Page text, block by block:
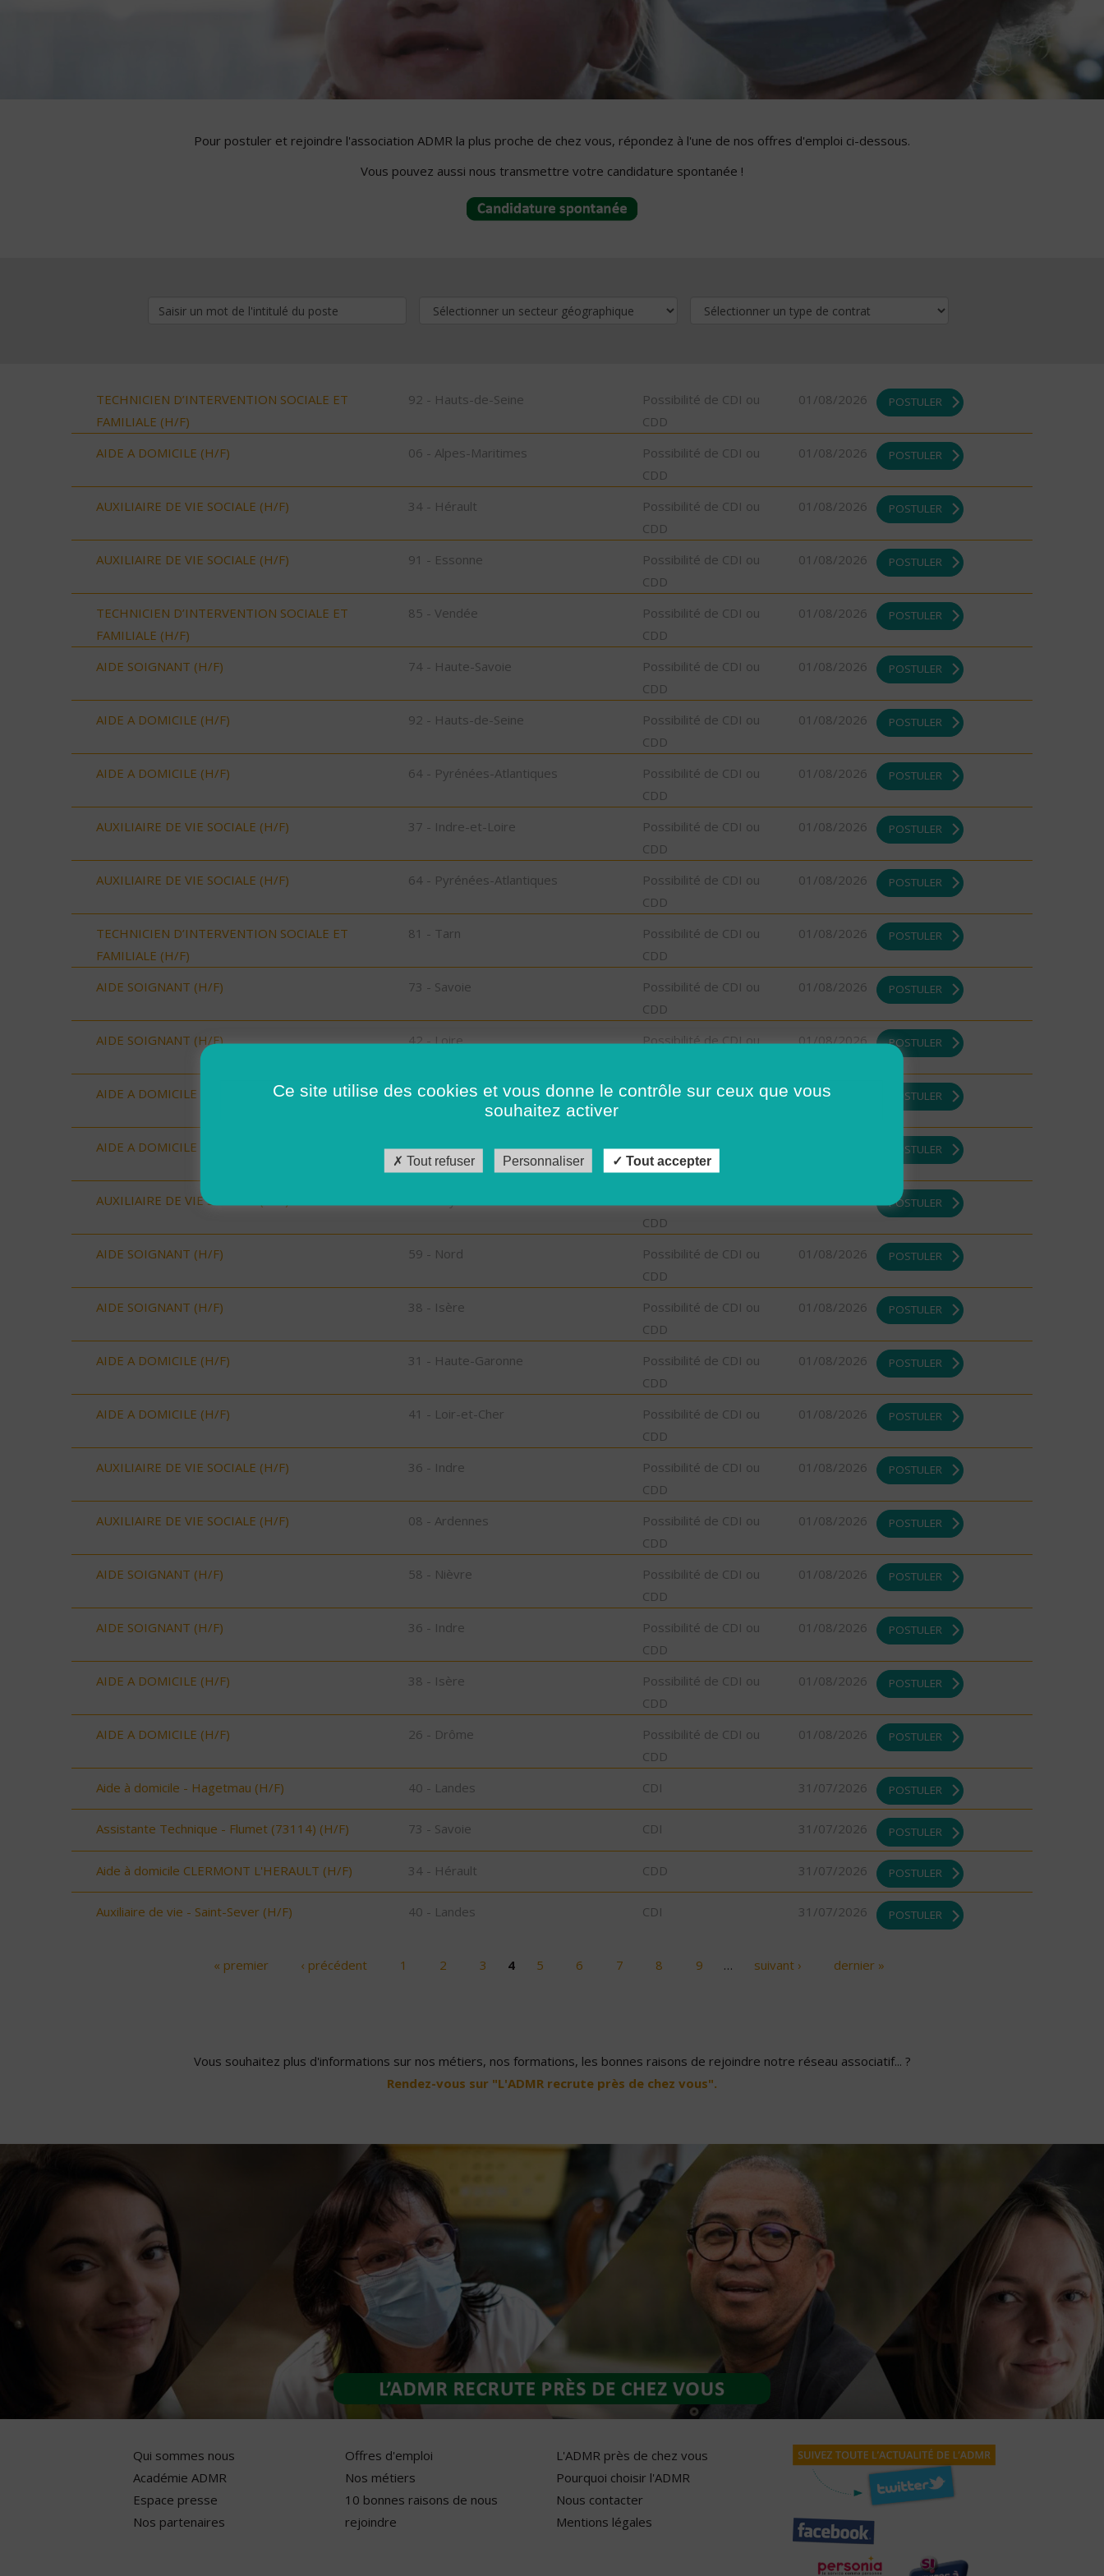
Pour postuler et rejoindre l'association ADMR la plus proche de chez vous, répondez à l'une de nos offres d'emploi ci-dessous.
Vous pouvez aussi nous transmettre votre candidature spontanée !
TECHNICIEN D’INTERVENTION SOCIALE ET
FAMILIALE (H/F)
92 - Hauts-de-Seine
Possibilité de CDI ou
CDD
01/08/2026 POSTULER
AIDE A DOMICILE (H/F) 06 - Alpes-Maritimes
Possibilité de CDI ou
CDD
01/08/2026 POSTULER
AUXILIAIRE DE VIE SOCIALE (H/F) 34 - Hérault
Possibilité de CDI ou
CDD
01/08/2026 POSTULER
AUXILIAIRE DE VIE SOCIALE (H/F) 91 - Essonne
Possibilité de CDI ou
CDD
01/08/2026 POSTULER
TECHNICIEN D’INTERVENTION SOCIALE ET
FAMILIALE (H/F)
85 - Vendée
Possibilité de CDI ou
CDD
01/08/2026 POSTULER
AIDE SOIGNANT (H/F) 74 - Haute-Savoie
Possibilité de CDI ou
CDD
01/08/2026 POSTULER
AIDE A DOMICILE (H/F) 92 - Hauts-de-Seine
Possibilité de CDI ou
CDD
01/08/2026 POSTULER
AIDE A DOMICILE (H/F) 64 - Pyrénées-Atlantiques
Possibilité de CDI ou
CDD
01/08/2026 POSTULER
AUXILIAIRE DE VIE SOCIALE (H/F) 37 - Indre-et-Loire
Possibilité de CDI ou
CDD
01/08/2026 POSTULER
AUXILIAIRE DE VIE SOCIALE (H/F) 64 - Pyrénées-Atlantiques
Possibilité de CDI ou
CDD
01/08/2026 POSTULER
TECHNICIEN D’INTERVENTION SOCIALE ET
FAMILIALE (H/F)
81 - Tarn
Possibilité de CDI ou
CDD
01/08/2026 POSTULER
AIDE SOIGNANT (H/F) 73 - Savoie
Possibilité de CDI ou
CDD
01/08/2026 POSTULER
AIDE SOIGNANT (H/F) 42 - Loire
Possibilité de CDI ou
01/08/2026 POSTULER
AIDE A DOMICILE (H/F) 36 - Indre
Possibilité de CDI ou
01/08/2026 POSTULER
AIDE A DOMICILE (H/F) 63 - Puy-de-Dôme
Possibilité de CDI ou
CDD
POSTULER
AUXILIAIRE DE VIE SOCIALE (H/F)
CDD
POSTULER
AIDE SOIGNANT (H/F) 59 - Nord
Possibilité de CDI ou
CDD
01/08/2026 POSTULER
AIDE SOIGNANT (H/F) 38 - Isère
Possibilité de CDI ou
CDD
01/08/2026 POSTULER
AIDE A DOMICILE (H/F) 31 - Haute-Garonne
Possibilité de CDI ou
CDD
01/08/2026 POSTULER
AIDE A DOMICILE (H/F) 41 - Loir-et-Cher
Possibilité de CDI ou
CDD
01/08/2026 POSTULER
AUXILIAIRE DE VIE SOCIALE (H/F) 36 - Indre
Possibilité de CDI ou
CDD
01/08/2026 POSTULER
AUXILIAIRE DE VIE SOCIALE (H/F) 08 - Ardennes
Possibilité de CDI ou
CDD
01/08/2026 POSTULER
AIDE SOIGNANT (H/F) 58 - Nièvre
Possibilité de CDI ou
CDD
01/08/2026 POSTULER
AIDE SOIGNANT (H/F) 36 - Indre
Possibilité de CDI ou
CDD
01/08/2026 POSTULER
AIDE A DOMICILE (H/F) 38 - Isère
Possibilité de CDI ou
CDD
01/08/2026 POSTULER
AIDE A DOMICILE (H/F) 26 - Drôme
Possibilité de CDI ou
CDD
01/08/2026 POSTULER
Aide à domicile - Hagetmau (H/F) 40 - Landes CDI 31/07/2026 POSTULER
Assistante Technique - Flumet (73114) (H/F) 73 - Savoie CDI 31/07/2026 POSTULER
Aide à domicile CLERMONT L'HERAULT (H/F) 34 - Hérault CDD 31/07/2026 POSTULER
Auxiliaire de vie - Saint-Sever (H/F) 40 - Landes CDI 31/07/2026 POSTULER
« premier ‹ précédent 1 2 3 4 5 6 7 8 9 … suivant › dernier »
Vous souhaitez plus d'informations sur nos métiers, nos formations, les bonnes raisons de rejoindre notre réseau associatif... ?
Rendez-vous sur "L'ADMR recrute près de chez vous".
Qui sommes nous
Académie ADMR
Espace presse
Nos partenaires
Offres d'emploi
Nos métiers
10 bonnes raisons de nous
rejoindre
L'ADMR près de chez vous
Pourquoi choisir l'ADMR
Nous contacter
Mentions légales
Ce site utilise des cookies et vous donne le contrôle sur ceux que vous
souhaitez activer
Tout refuser Personnaliser Tout accepter